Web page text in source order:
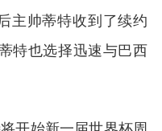
主帅蒂特收到了续约
特也选择迅速与巴西